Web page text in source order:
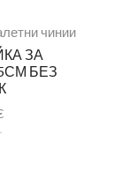
чинии
ЗА
БЕЗ